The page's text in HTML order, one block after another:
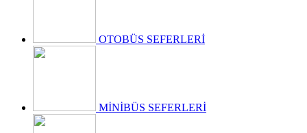
gerçekleştirilecek
etkinlikler, 15-
düzenlenecek.
OTOBÜS SEFERLERİ
MİNİBÜS SEFERLERİ